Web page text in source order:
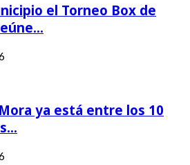
el Torneo Box de
ya está entre los 10